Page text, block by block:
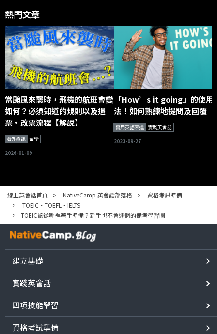
熱門文章
當颱風來襲時，飛機的航班會變
如何？必須知道的規則以及退
票・改票流程【解說】
海外資訊 留學
2026-01-09
「How’s it going」的使用
法！如何熟練地提問及回覆
實用英語表達 實踐英會話
2023-09-27
線上英會話首頁 NativeCamp 英會話部落格
資格考試準備
TOEIC・TOEFL・IELTS
TOEIC該從哪裡著手準備？新手也不會迷惘的備考學習圖
建立基礎
實踐英會話
四項技能學習
資格考試準備